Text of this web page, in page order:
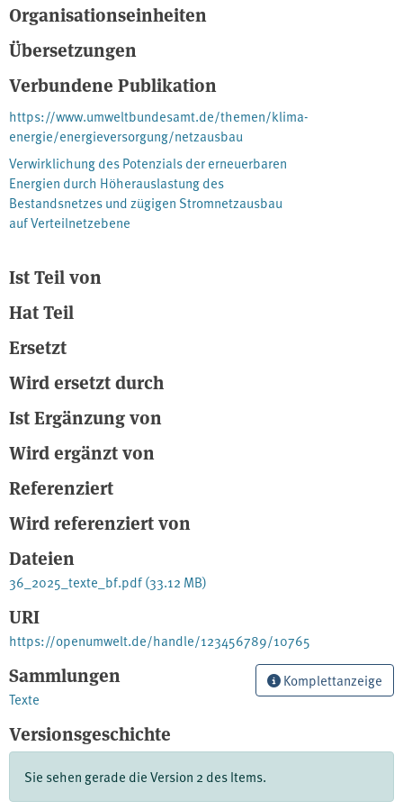
einzusetzenden Leitungstechniken getroffen. Die möglichen
ökologischen Folgen des Um- und Ausbaus des Stromnetzes
wurden in Deutschland bisher nicht systematisch im Sinne einer
Lebenszyklusbetrachtung der verschiedenen Neubautechniken
untersucht. Diese Lücke wird mit diesem Vorhaben geschlossen.
Politische Entscheidungsträger können damit die im Rahmen der
Ökobilanzierung untersuchten Umweltwirkungen stärker in die
Diskussion und Ausgestaltung des Netzausbaus einbringen.
Organisationseinheiten
Übersetzungen
Verbundene Publikation
https://www.umweltbundesamt.de/themen/klima-
energie/energieversorgung/netzausbau
Verwirklichung des Potenzials der erneuerbaren
Energien durch Höherauslastung des
Bestandsnetzes und zügigen Stromnetzausbau
auf Verteilnetzebene
Ist Teil von
Hat Teil
Ersetzt
Wird ersetzt durch
Ist Ergänzung von
Wird ergänzt von
Referenziert
Wird referenziert von
Dateien
36_2025_texte_bf.pdf(33.12 MB)
URI
https://openumwelt.de/handle/123456789/10765
Sammlungen
Texte
Komplettanzeige
Versionsgeschichte
Sie sehen gerade die Version 2 des Items.